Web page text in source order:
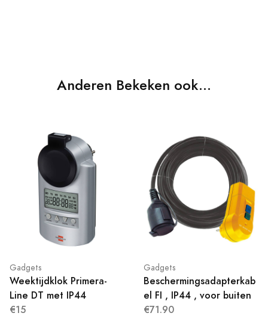
Anderen Bekeken ook...
Gadgets
Weektijdklok Primera-
Line DT met IP44
€15
Gadgets
Beschermingsadapterkab
el FI , IP44 , voor buiten
€71.90